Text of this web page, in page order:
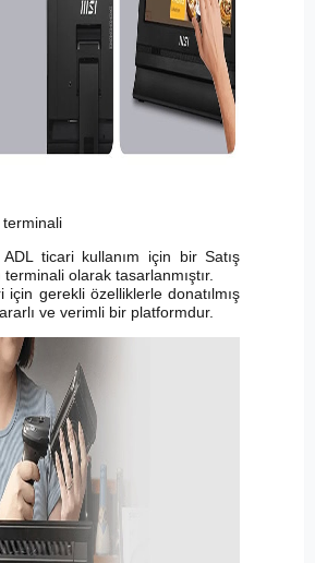
ticari kullanım için bir Satış
terminali olarak tasarlanmıştır.
için gerekli özelliklerle donatılmış
ve verimli bir platformdur.